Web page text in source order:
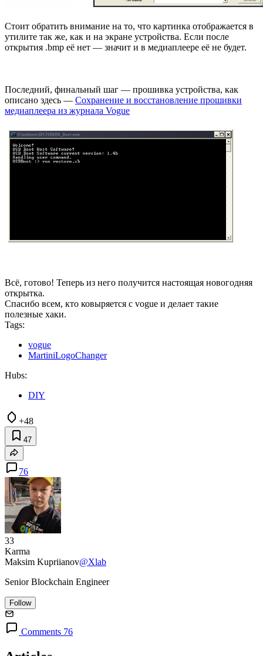
Стоит обратить внимание на то, что картинка отображается в
утилите так же, как и на экране устройства. Если после
открытия .bmp её нет — значит и в медиаплеере её не будет.
Последний, финальный шаг — прошивка устройства, как
описано здесь — Сохранение и восстановление прошивки
медиаплеера из журнала Vogue
Всё, готово! Теперь из него получится настоящая новогодняя
открытка.
Спасибо всем, кто ковыряется с vogue и делает такие
полезные хаки.
Tags:
vogue
MartiniLogoChanger
Hubs:
DIY
+48
47
76
33
Karma
Maksim Kupriianov@Xlab
Senior Blockchain Engineer
Follow
Comments 76